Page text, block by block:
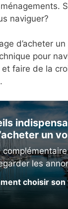
naviguer?
d’acheter
pour
faire de la
un
les
choisir son